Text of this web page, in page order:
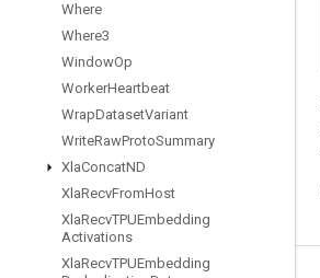
Where
Where3
WindowOp
WorkerHeartbeat
WrapDatasetVariant
WriteRawProtoSummary
XlaConcatND
XlaRecvFromHost
XlaRecvTPUEmbedding
Activations
XlaRecvTPUEmbedding